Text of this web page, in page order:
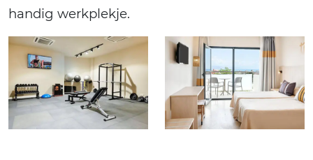
handig werkplekje.